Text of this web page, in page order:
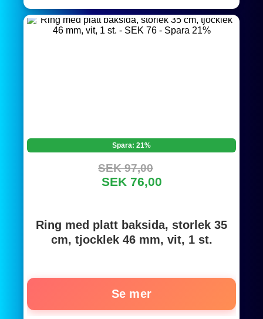
Spara: 21%
SEK 97,00
SEK 76,00
Ring med platt baksida, storlek 35
cm, tjocklek 46 mm, vit, 1 st.
Se mer